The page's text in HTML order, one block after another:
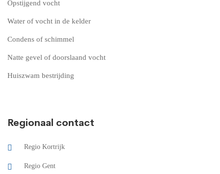
Opstijgend vocht
Water of vocht in de kelder
Condens of schimmel
Natte gevel of doorslaand vocht
Huiszwam bestrijding
Regionaal contact
Regio Kortrijk
Regio Gent